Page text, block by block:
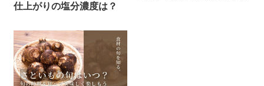
日:
仕上がりの塩分濃度は？